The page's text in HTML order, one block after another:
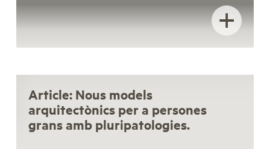
+
Article: Nous models
arquitectònics per a persones
grans amb pluripatologies.